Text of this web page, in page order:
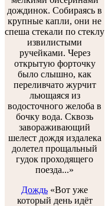
дождинок. Собираясь в
крупные капли, они не
спеша стекали по стеклу
извилистыми
ручейками. Через
открытую форточку
было слышно, как
переливчато журчит
льющаяся из
водосточного желоба в
бочку вода. Сквозь
завораживающий
шелест дождя издалека
долетел прощальный
гудок проходящего
поезда...»
Дождь «Вот уже
который день идёт